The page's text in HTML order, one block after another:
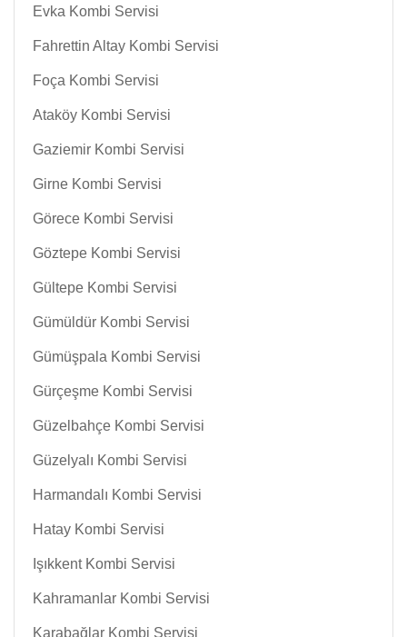
Evka Kombi Servisi
Fahrettin Altay Kombi Servisi
Foça Kombi Servisi
Ataköy Kombi Servisi
Gaziemir Kombi Servisi
Girne Kombi Servisi
Görece Kombi Servisi
Göztepe Kombi Servisi
Gültepe Kombi Servisi
Gümüldür Kombi Servisi
Gümüşpala Kombi Servisi
Gürçeşme Kombi Servisi
Güzelbahçe Kombi Servisi
Güzelyalı Kombi Servisi
Harmandalı Kombi Servisi
Hatay Kombi Servisi
Işıkkent Kombi Servisi
Kahramanlar Kombi Servisi
Karabağlar Kombi Servisi